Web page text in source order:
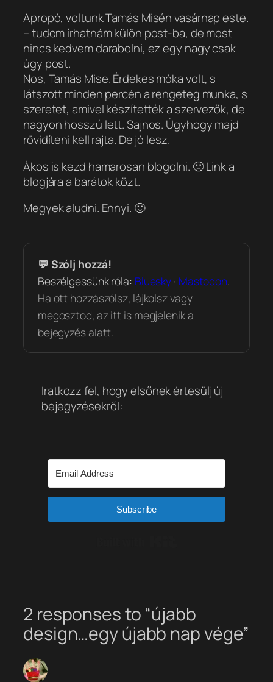
Apropó, voltunk Tamás Misén vasárnap este.
– tudom írhatnám külön post-ba, de most
nincs kedvem darabolni, ez egy nagycsak
úgy post.
Nos, Tamás Mise. Érdekes móka volt, s
látszott minden percén a rengeteg munka, s
szeretet, amivel készítették a szervezők, de
nagyon hosszú lett. Sajnos. Úgyhogy majd
rövidíteni kell rajta. De jó lesz.
Ákos is kezd hamarosan blogolni. 🙂 Link a
blogjára a barátok közt.
Megyek aludni. Ennyi. 🙂
💬 Szólj hozzá!
Beszélgessünk róla: Bluesky · Mastodon.
Ha ott hozzászólsz, lájkolsz vagy
megosztod, az itt is megjelenik a
bejegyzés alatt.
Iratkozz fel, hogy elsőnek értesülj új
bejegyzésekről:
Subscribe
2 responses to “újabb
design…egy újabb nap vége”